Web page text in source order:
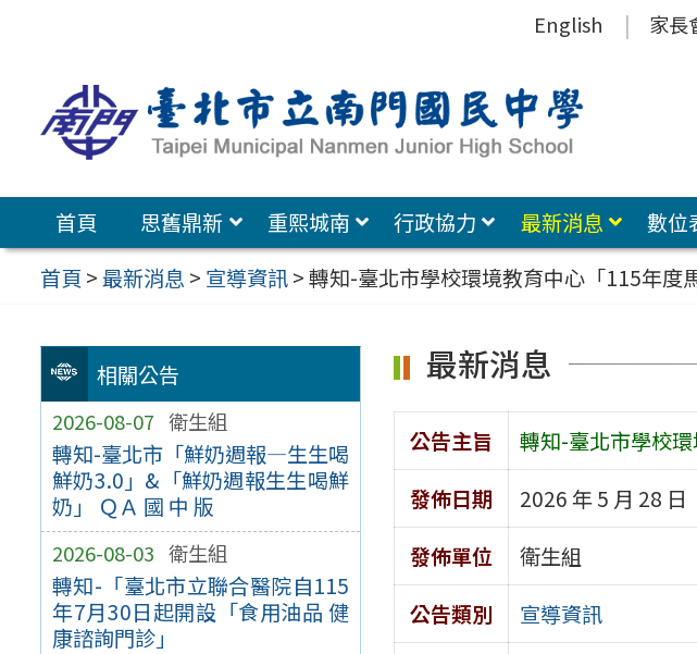
容
區
English 家長
首頁 思舊鼎新 重熙城南 行政協力 最新消息 數位
首頁 >最新消息 > 宣導資訊>轉知-臺北市學校環境教育中心「115年度
相關公告
2026-08-07 衛生組
轉知-臺北市「鮮奶週報—生生喝
鮮奶3.0」&「鮮奶週報生生喝鮮
奶」 ＱＡ 國 中 版
2026-08-03 衛生組
轉知-「臺北市立聯合醫院自115
年7月30日起開設「食用油品 健
康諮詢門診」
最新消息
公告主旨
轉知-臺北市學校
發佈日期
2026 年 5 月 28 日
發佈單位
衛生組
公告類別
宣導資訊